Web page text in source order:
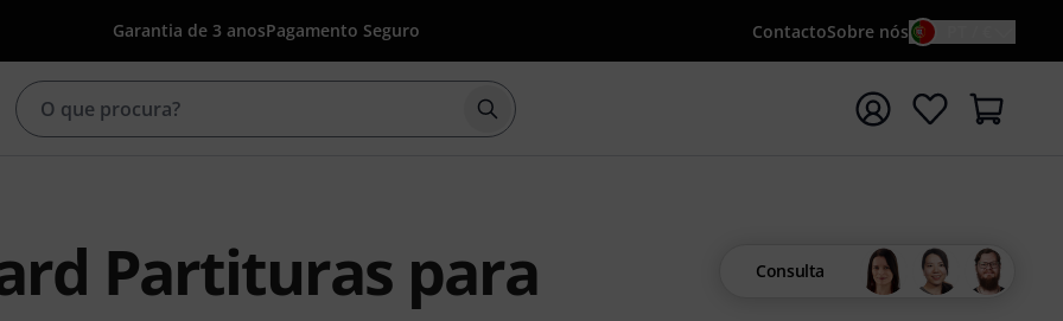
Garantia de 3 anosPagamento Seguro ContactoSobre nós
Iniciar pesquisa com o termo de pesquisa {searchTerm}
Partituras para
Consulta